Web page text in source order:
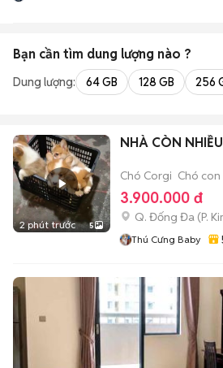
Bạn cần tìm dung lượng nào ?
Dung lượng: 64 GB 128 GB 256
2 phút trước 5
NHÀ CÒN
Chó Corgi Chó
3.900.000 đ
Q. Đống Đa (P.
Thú Cưng Baby